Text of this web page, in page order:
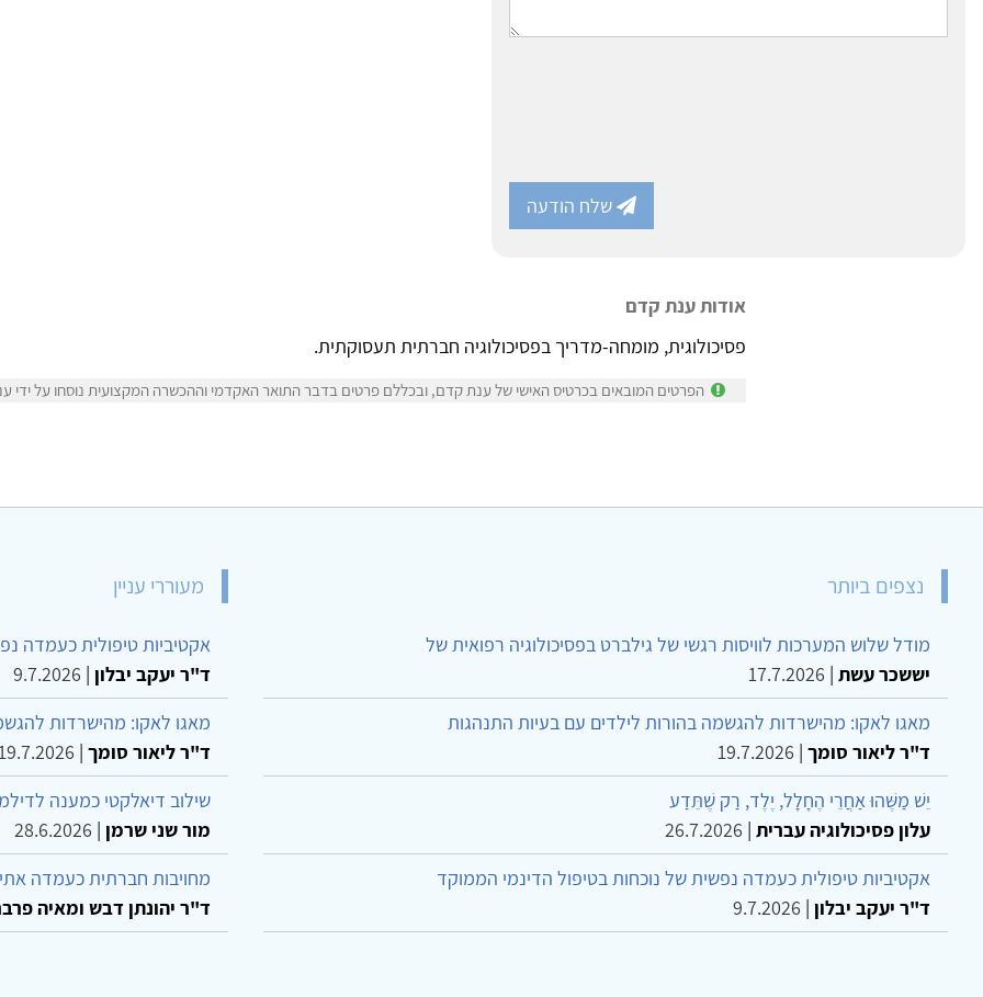
שלח הודעה
אודות ענת קדם
פסיכולוגית, מומחה-מדריך בפסיכולוגיה חברתית תעסוקתית.
הפרטים המובאים בכרטיס האישי של ענת קדם, ובכללם פרטים בדבר התואר האקדמי וההכשרה המקצועית נוסחו על ידי
נצפים ביותר
מודל שלוש המערכות לוויסות רגשי של גילברט בפסיכולוגיה רפואית של
יששכר עשת |
17.7.2026
מאגו לאקו: מהישרדות להגשמה בהורות לילדים עם בעיות התנהגות
ד"ר ליאור סומך |
19.7.2026
יֵשׁ מַשֶּׁהוּ אַחֲרֵי הֶחָלָל, יֶלֶד, רַק שֶׁתֵּדַע
עלון פסיכולוגיה עברית |
26.7.2026
אקטיביות טיפולית כעמדה נפשית של נוכחות בטיפול הדינמי הממוקד
ד"ר יעקב יבלון |
9.7.2026
מעוררי עניין
אקטיביות טיפולית כעמדה
ד"ר יעקב יבלון |
9.7.2026
מאגו לאקו: מהישרדות
ד"ר ליאור סומך |
שילוב דיאלקטי כמענה
מור שני שרמן |
28.6.2026
מחויבות חברתית כעמדה
ד"ר יהונתן דבש ומאיה